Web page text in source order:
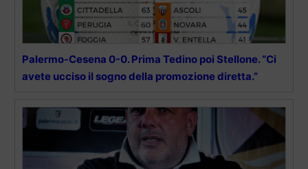
Palermo-Cesena 0-0. Prima Tedino poi Stellone. “Ci
avete ucciso il sogno della promozione diretta.”